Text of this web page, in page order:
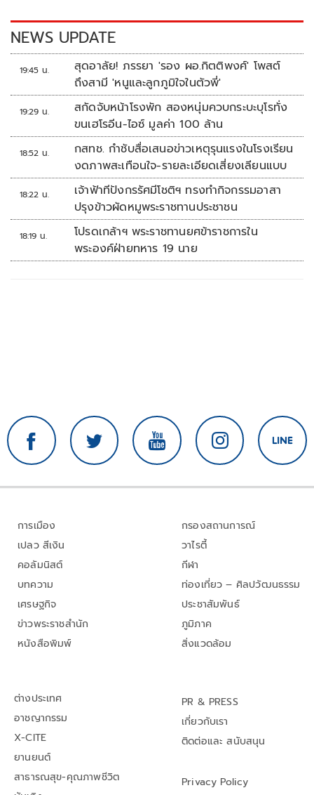
k k
NEWS UPDATE
19:45 น.
สุดอาลัย! ภรรยา 'รอง ผอ.กิตติพงศ์' โพสต์
ถึงสามี 'หนูและลูกภูมิใจในตัวพี่'
19:29 น.
สกัดจับหน้าโรงพัก สองหนุ่มควบกระบะบุโรทั่ง
ขนเฮโรอีน-ไอซ์ มูลค่า 100 ล้าน
18:52 น.
กสทช. กำชับสื่อเสนอข่าวเหตุรุนแรงในโรงเรียน
งดภาพสะเทือนใจ-รายละเอียดเสี่ยงเลียนแบบ
18:22 น.
เจ้าฟ้าทีปังกรรัศมีโชติฯ ทรงทำกิจกรรมอาสา
ปรุงข้าวผัดหมูพระราชทานประชาชน
18:19 น.
โปรดเกล้าฯ พระราชทานยศข้าราชการใน
พระองค์ฝ่ายทหาร 19 นาย
การเมือง
เปลว สีเงิน
คอลัมนิสต์
บทความ
เศรษฐกิจ
ข่าวพระราชสำนัก
หนังสือพิมพ์
กรองสถานการณ์
วาไรตี้
กีฬา
ท่องเที่ยว – ศิลปวัฒนธรรม
ประชาสัมพันธ์
ภูมิภาค
สิ่งแวดล้อม
ต่างประเทศ
อาชญากรรม
X-CITE
ยานยนต์
สาธารณสุข-คุณภาพชีวิต
PR & PRESS
เกี่ยวกับเรา
ติดต่อและ สนับสนุน
Privacy Policy